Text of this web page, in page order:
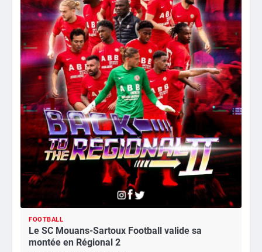
FOOTBALL
Le SC Mouans-Sartoux Football valide sa
montée en Régional 2